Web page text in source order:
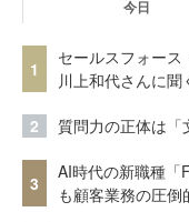
今日
1
セールスフォース
川上和代さんに
2 質問力の正体は「
3
AI時代の新職種「
も顧客業務の圧倒